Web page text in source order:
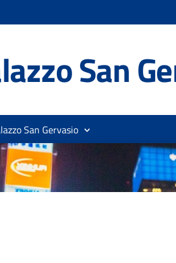
San
San Gervasio